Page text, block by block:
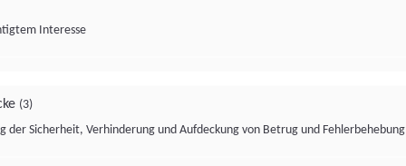
Interesse
(3)
der Sicherheit, Verhinderung und Aufdeckung von Betrug und Fehlerbehebung